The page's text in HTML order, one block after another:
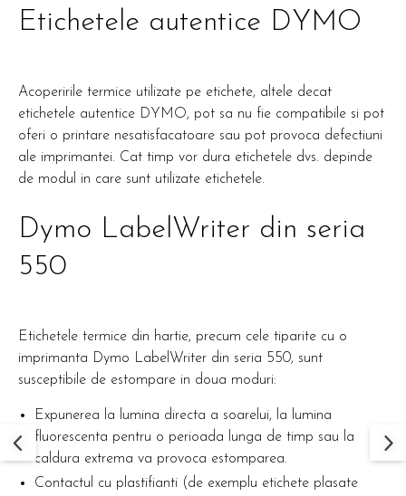
Etichetele autentice DYMO
Acoperirile termice utilizate pe etichete, altele decat
etichetele autentice DYMO, pot sa nu fie compatibile si pot
oferi o printare nesatisfacatoare sau pot provoca defectiuni
ale imprimantei. Cat timp vor dura etichetele dvs. depinde
de modul in care sunt utilizate etichetele.
Dymo LabelWriter din seria
550
Etichetele termice din hartie, precum cele tiparite cu o
imprimanta Dymo LabelWriter din seria 550, sunt
susceptibile de estompare in doua moduri:
Expunerea la lumina directa a soarelui, la lumina
fluorescenta pentru o perioada lunga de timp sau la
caldura extrema va provoca estomparea.
Contactul cu plastifianti (de exemplu etichete plasate